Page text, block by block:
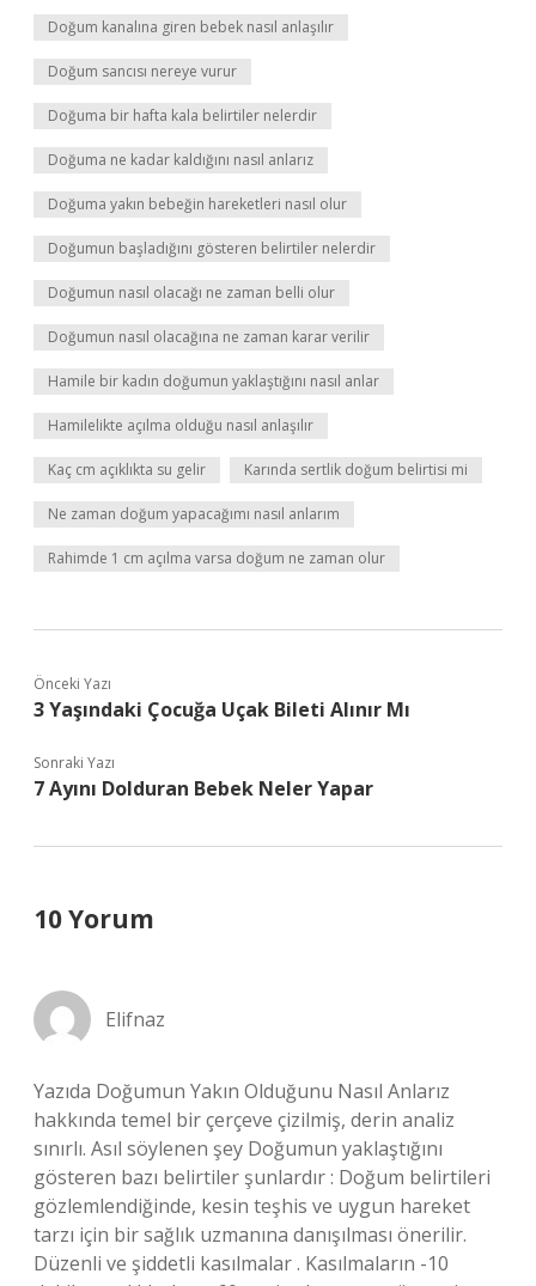
Doğum kanalına giren bebek nasıl anlaşılır
Doğum sancısı nereye vurur
Doğuma bir hafta kala belirtiler nelerdir
Doğuma ne kadar kaldığını nasıl anlarız
Doğuma yakın bebeğin hareketleri nasıl olur
Doğumun başladığını gösteren belirtiler nelerdir
Doğumun nasıl olacağı ne zaman belli olur
Doğumun nasıl olacağına ne zaman karar verilir
Hamile bir kadın doğumun yaklaştığını nasıl anlar
Hamilelikte açılma olduğu nasıl anlaşılır
Kaç cm açıklıkta su gelir Karında sertlik doğum belirtisi mi
Ne zaman doğum yapacağımı nasıl anlarım
Rahimde 1 cm açılma varsa doğum ne zaman olur
Önceki Yazı
3 Yaşındaki Çocuğa Uçak Bileti Alınır Mı
Sonraki Yazı
7 Ayını Dolduran Bebek Neler Yapar
10 Yorum
Elifnaz
Yazıda Doğumun Yakın Olduğunu Nasıl Anlarız
hakkında temel bir çerçeve çizilmiş, derin analiz
sınırlı. Asıl söylenen şey Doğumun yaklaştığını
gösteren bazı belirtiler şunlardır : Doğum belirtileri
gözlemlendiğinde, kesin teşhis ve uygun hareket
tarzı için bir sağlık uzmanına danışılması önerilir.
Düzenli ve şiddetli kasılmalar . Kasılmaların -10